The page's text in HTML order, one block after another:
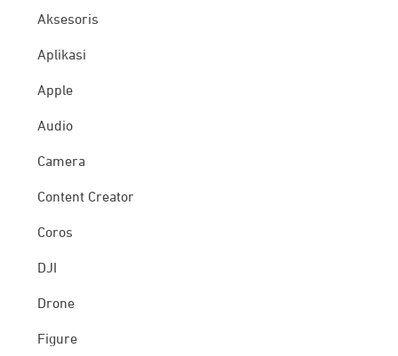
Aksesoris
Aplikasi
Apple
Audio
Camera
Content Creator
Coros
DJI
Drone
Figure